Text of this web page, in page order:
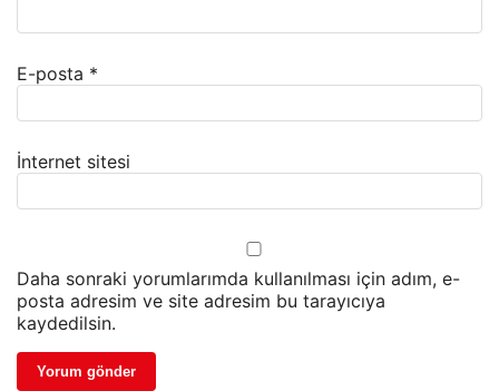
E-posta *
İnternet sitesi
Daha sonraki yorumlarımda kullanılması için adım, e-
posta adresim ve site adresim bu tarayıcıya
kaydedilsin.